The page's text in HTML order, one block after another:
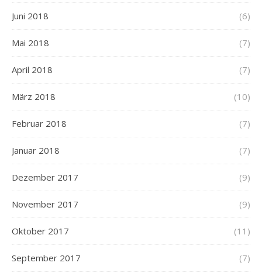
Juni 2018 (6)
Mai 2018 (7)
April 2018 (7)
März 2018 (10)
Februar 2018 (7)
Januar 2018 (7)
Dezember 2017 (9)
November 2017 (9)
Oktober 2017 (11)
September 2017 (7)